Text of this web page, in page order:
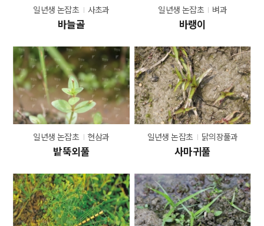
일년생 논잡초 사초과
바늘골
일년생 논잡초 벼과
바랭이
일년생 논잡초 현삼과
밭뚝외풀
일년생 논잡초 닭의장풀과
사마귀풀